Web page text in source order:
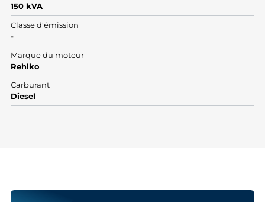
150 kVA
Classe d'émission
-
Marque du moteur
Rehlko
Carburant
Diesel